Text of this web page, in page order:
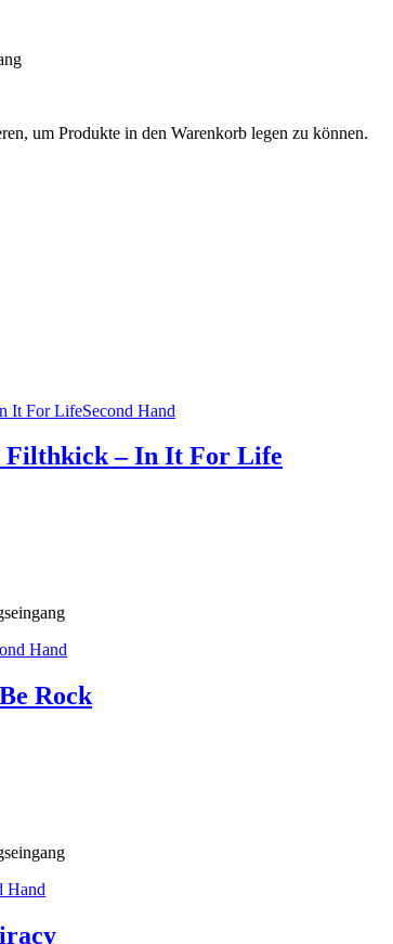
um Produkte in den Warenkorb legen zu können.
Second Hand
Filthkick – In It For Life
Hand
Rock
Hand